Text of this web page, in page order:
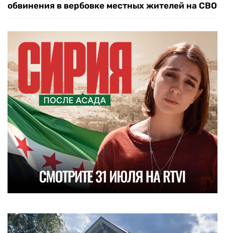
обвинения в вербовке местных жителей на СВО